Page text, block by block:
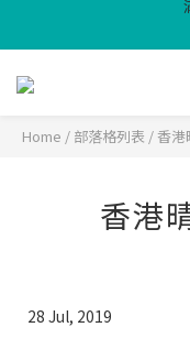
Home / 部落格列表 / 香港
香港
28 Jul, 2019